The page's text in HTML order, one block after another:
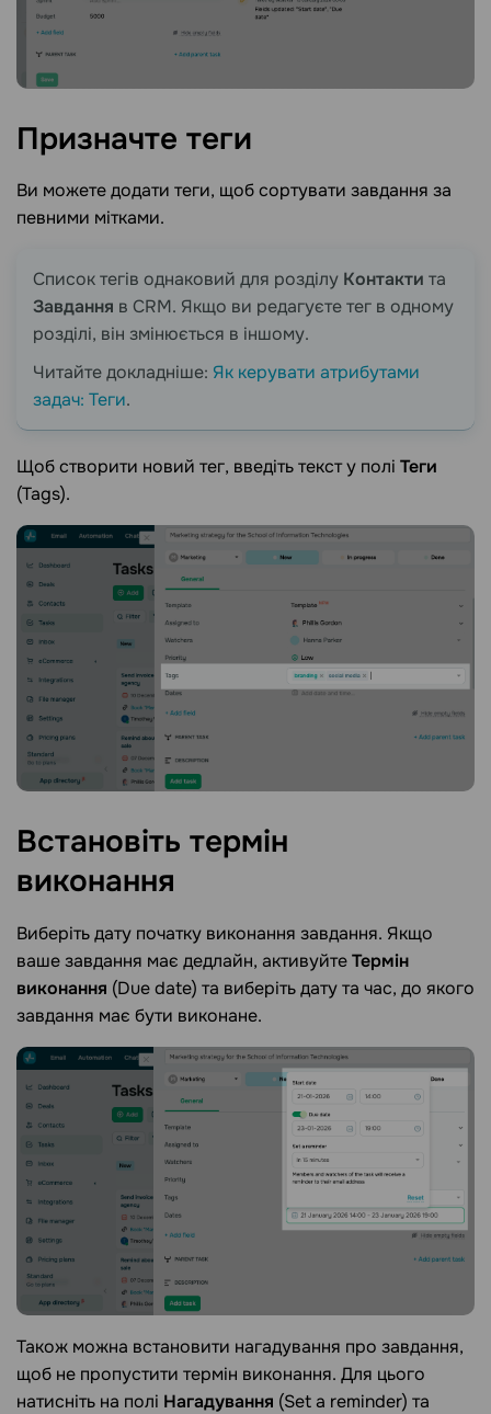
Призначте теги
Ви можете додати теги, щоб сортувати завдання за
певними мітками.
Список тегів однаковий для розділу Контакти та
Завдання в CRM. Якщо ви редагуєте тег в одному
розділі, він змінюється в іншому.
Читайте докладніше: Як керувати атрибутами
задач: Теги.
Щоб створити новий тег, введіть текст у полі Теги
(Tags).
Встановіть термін
виконання
Виберіть дату початку виконання завдання. Якщо
ваше завдання має дедлайн, активуйтеТермін
виконання (Due date) та виберіть дату та час, до якого
завдання має бути виконане.
Також можна встановити нагадування про завдання,
щоб не пропустити термін виконання. Для цього
натисніть на полі Нагадування (Set a reminder) та